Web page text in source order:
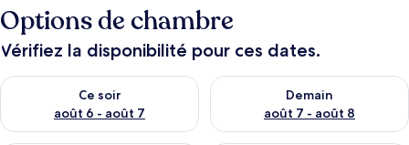
Options de chambre
Vérifiez la disponibilité pour ces dates.
Ce soir
août 6 - août 7
Vérifier la disponibilité pour ce soir août 6 - août 7
Demain
août 7 - août 8
Vérifier la disponibilité pour